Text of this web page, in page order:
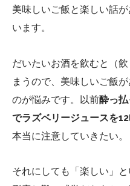
美味しいご飯と楽しい話
います。
だいたいお酒を飲むと（飲
まうので、美味しいご飯
のが悩みです。以前酔っ
でラズベリージュースを
本当に注意していきたい。
それにしても「楽しい」